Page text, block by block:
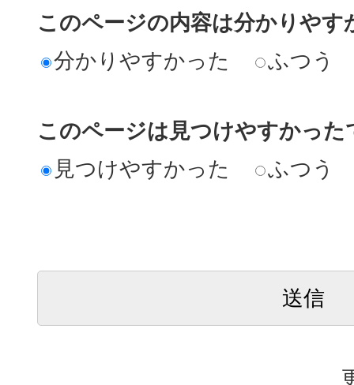
このページの内容は分かりやす
分かりやすかった
ふつう
このページは見つけやすかった
見つけやすかった
ふつう